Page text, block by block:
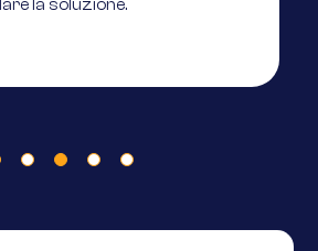
la soluzione.